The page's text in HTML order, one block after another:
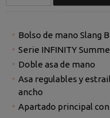
Bolso de mano Slang
Serie INFINITY
Doble asa de mano
Asa regulables y
ancho
Apartado principal